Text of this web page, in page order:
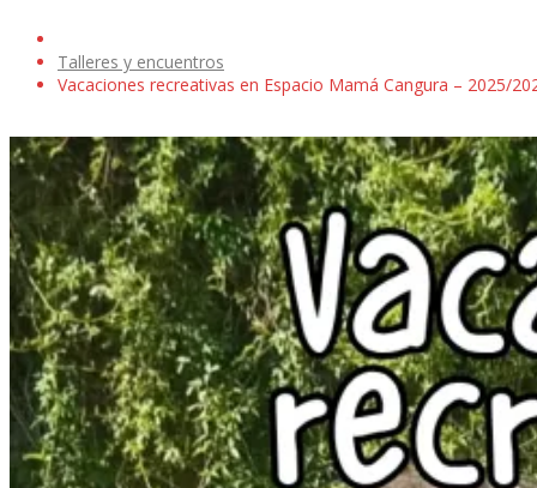
Talleres y encuentros
Vacaciones recreativas en Espacio Mamá Cangura – 2025/